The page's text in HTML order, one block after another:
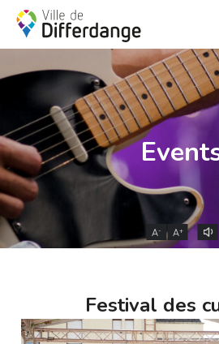
A- A+
Festival des